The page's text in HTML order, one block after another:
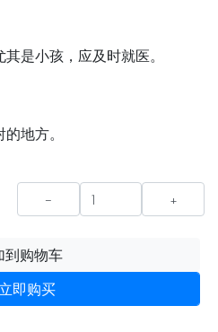
是小孩，应及时就医。
地方。
- +
到购物车
即购买